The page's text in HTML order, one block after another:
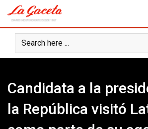
content
Candidata a la
la República visitó